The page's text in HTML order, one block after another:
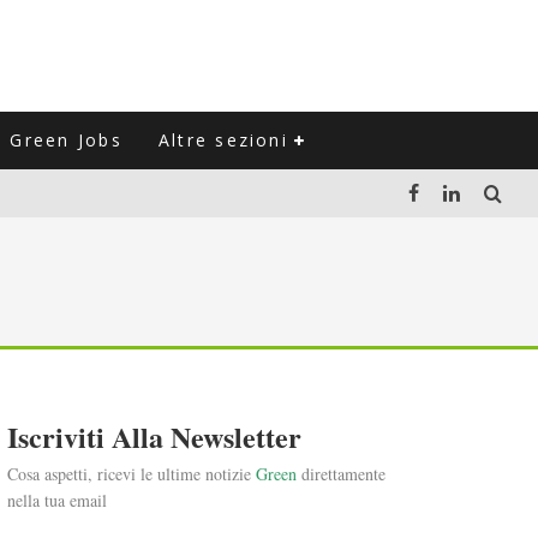
Green Jobs Altre sezioni
Iscriviti Alla Newsletter
Cosa aspetti, ricevi le ultime notizie Green direttamente
nella tua email